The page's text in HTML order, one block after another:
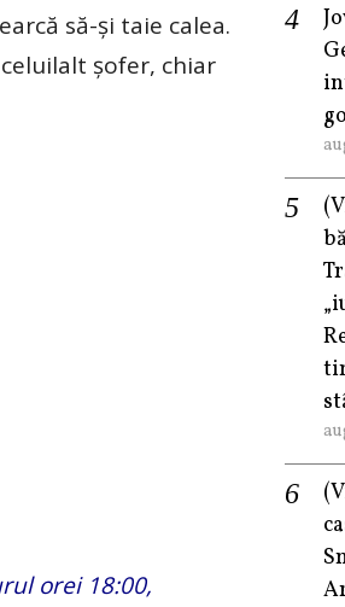
să-şi taie calea.
şofer, chiar
orei 18:00,